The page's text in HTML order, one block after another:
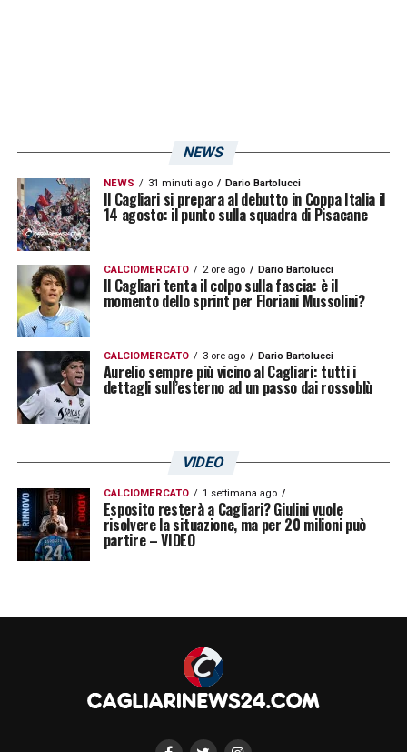
NEWS
NEWS 31 minuti ago Dario Bartolucci
Il Cagliari si prepara al debutto in Coppa Italia il
14 agosto: il punto sulla squadra di Pisacane
CALCIOMERCATO 2 ore ago Dario Bartolucci
Il Cagliari tenta il colpo sulla fascia: è il
momento dello sprint per Floriani Mussolini?
CALCIOMERCATO 3 ore ago Dario Bartolucci
Aurelio sempre più vicino al Cagliari: tutti i
dettagli sull’esterno ad un passo dai rossoblù
VIDEO
CALCIOMERCATO 1 settimana ago
Esposito resterà a Cagliari? Giulini vuole
risolvere la situazione, ma per 20 milioni può
partire – VIDEO